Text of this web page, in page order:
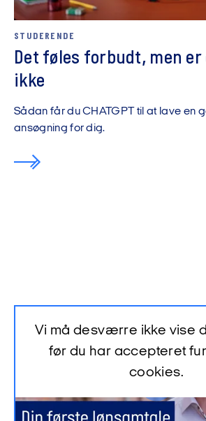
STUDERENDE
Det føles forbudt, men er
ikke
Sådan får du CHATGPT til at lave en
ansøgning for dig.
Vi må desværre ikke vise
før du har accepteret
cookies.